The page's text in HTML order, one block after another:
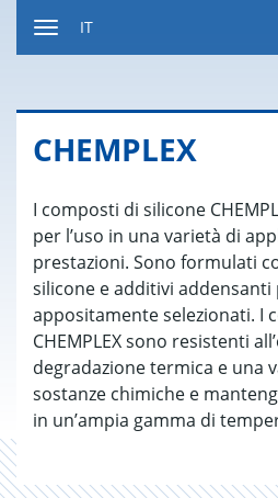
navigazione
IT
CHEM­PLEX
I composti di silicone
per l’uso in una varietà di
prestazioni. Sono formulati
silicone e additivi
appositamente selezionati. I
CHEMPLEX sono resistenti
degradazione termica e una
sostanze chimiche e
in un’ampia gamma di